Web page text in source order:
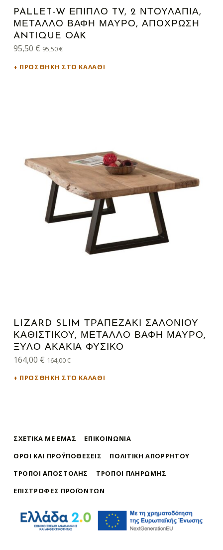
PALLET-W ΈΠΙΠΛΟ TV, 2 ΝΤΟΥΛΆΠΙΑ,
ΜΈΤΑΛΛΟ ΒΑΦΉ ΜΑΎΡΟ, ΑΠΌΧΡΩΣΗ
ANTIQUE OAK
95,50 € 95,50€
ΠΡΟΣΘΉΚΗ ΣΤΟ ΚΑΛΆΘΙ
LIZARD SLIM ΤΡΑΠΕΖΆΚΙ ΣΑΛΟΝΙΟΎ
ΚΑΘΙΣΤΙΚΟΎ, ΜΈΤΑΛΛΟ ΒΑΦΉ ΜΑΎΡΟ,
ΞΎΛΟ ΑΚΑΚΊΑ ΦΥΣΙΚΌ
164,00 € 164,00€
ΠΡΟΣΘΉΚΗ ΣΤΟ ΚΑΛΆΘΙ
ΣΧΕΤΙΚΆ ΜΕ ΕΜΆΣ
ΕΠΙΚΟΙΝΩΝΊΑ
ΌΡΟΙ ΚΑΙ ΠΡΟΫΠΟΘΈΣΕΙΣ
ΠΟΛΙΤΙΚΉ ΑΠΟΡΡΉΤΟΥ
ΤΡΌΠΟΙ ΑΠΟΣΤΟΛΉΣ
ΤΡΌΠΟΙ ΠΛΗΡΩΜΉΣ
ΕΠΙΣΤΡΟΦΈΣ ΠΡΟΪΌΝΤΩΝ